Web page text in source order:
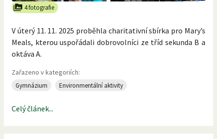
4 fotografie
V úterý 11. 11. 2025 proběhla charitativní sbírka pro Mary’s
Meals, kterou uspořádali dobrovolníci ze tříd sekunda B a
oktáva A.
Zařazeno v kategoriích:
Gymnázium Environmentální aktivity
Celý článek...